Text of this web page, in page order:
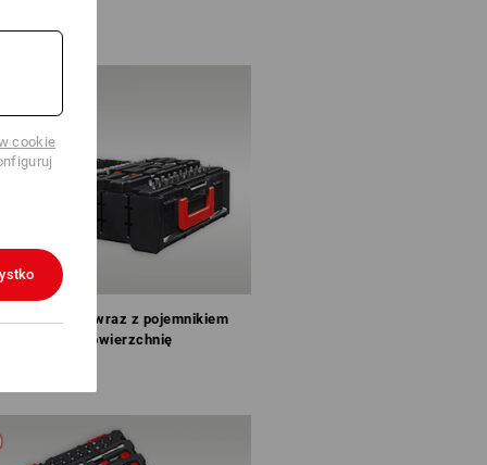
tworzy wraz z pojemnikiem
równą powierzchnię
cookie